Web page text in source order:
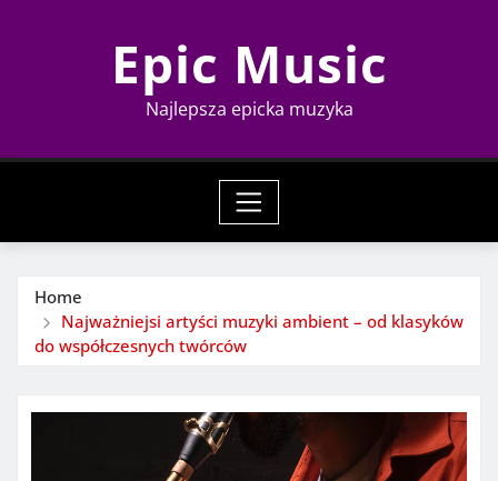
Epic Music
Najlepsza epicka muzyka
Home
Najważniejsi artyści muzyki ambient – od klasyków
do współczesnych twórców